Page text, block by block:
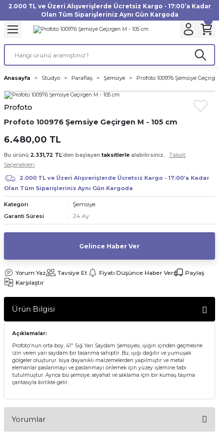
2.000 TL ve Üzeri Alışverişlerde Ücretsiz Kargo - 17:00’a Kadar
Olan Tüm Siparişleriniz Aynı Gün Kargoda
Geri Dön
Aksesuarları
Makinesi
Geri Dön
Geri Dön
Geri Dön
Geri Dön
Geri Dön
Geri Dön
Geri Dön
Geri Dön
Geri Dön
Geri Dön
Aksesuarları
Geri Dön
Anasayfa Stüdyo Paraflaş Şemsiye Profoto 100976 Şemsiye
Profoto
Profoto 100976 Şemsiye Geçirgen M - 105 cm
6.480,00 TL
Bu ürünü 2.331,72 TL’den başlayantaksitlerle alabilirsiniz.
Taksit
Seçenekleri
2.000 TL ve Üzeri Alışverişlerde Ücretsiz Kargo - 17:00’a Kadar
Olan Tüm Siparişleriniz Aynı Gün Kargoda
Kategori Şemsiye
Garanti Süresi 24 Ay
Gelince Haber Ver
Yorum Yaz Tavsiye Et Fiyatı Düşünce Haber Ver
Paylaş
Karşılaştır
Ürün Bilgisi
Açıklamalar:
Profoto'nun orta boy, 41" Sığ Yarı Saydam Şemsiyesi, ışığın içinden geçmesine
izin veren yarı saydam bir tasarıma sahiptir. Bu, ışığı dağıtır ve yumuşak
gölgeler oluşturur. Isıya dayanıklı malzemelerden yapılmıştır ve metal
elemanlar paslanmayı ve paslanmayı önlemek için yüzey işlemine tabi
tutulmuştur. Ayrıca bu şemsiye, seyahat ve saklama için bir kumaş taşıma
çantasıyla birlikte gelir.
Yorumlar